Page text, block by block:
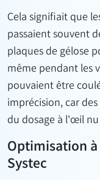
Cela signifiait que
passaient souvent
plaques de gélose
même pendant les
pouvaient être
imprécision, car
du dosage à l'œil
Optimisation
Systec